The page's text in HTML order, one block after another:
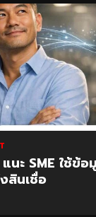
ะ SME ใช้ข้อ
สินเชื่อ